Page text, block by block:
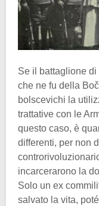
Se il battaglione
che ne fu della
bolscevichi la
trattative con le
questo caso, è
differenti, per non
incarcerarono la
Solo un ex
salvato la vita,